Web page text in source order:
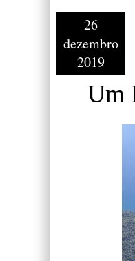
26
dezembro
2019
Um